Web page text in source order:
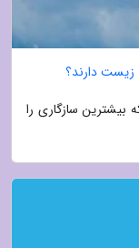
زیست دارند؟
بیشترین سازگاری را